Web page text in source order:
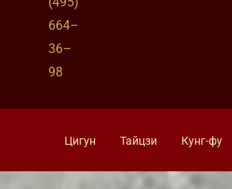
664–
36–
98
Цигун Тайцзи Кунг-фу